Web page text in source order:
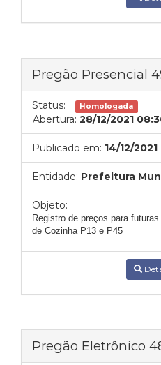
Pregão Presencial
Status: Homologada
Abertura: 28/12/2021
Publicado em: 14/12/2021
Entidade: Prefeitura
Objeto:
Registro de preços para
de Cozinha P13 e P45
Pregão Eletrônico